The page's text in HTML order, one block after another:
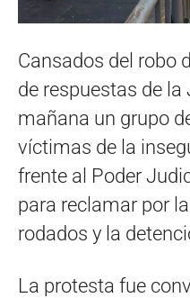
Cansados del robo
de respuestas de
mañana un grupo
víctimas de la
frente al Poder
para reclamar por
rodados y la
La protesta fue